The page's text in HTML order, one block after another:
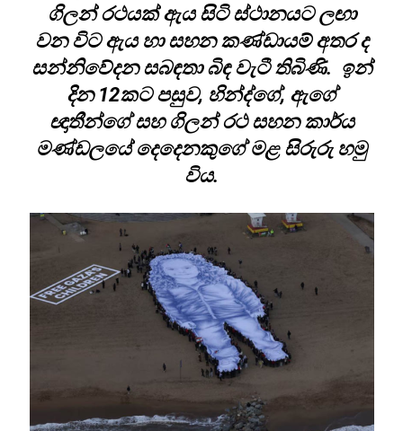
ගිලන් රථයක් ඇය සිටි ස්ථානයට ලඟා
වන විට ඇය හා සහන කණ්ඩායම් අතර ද
සන්නිවේදන සබඳතා බිඳ වැටී තිබිණි. ඉන්
දින 12කට පසුව, හින්ද්ගේ, ඇගේ
ඥාතීන්ගේ සහ ගිලන් රථ සහන කාර්ය
මණ්ඩලයේ දෙදෙනකුගේ මළ සිරුරු හමු
විය.